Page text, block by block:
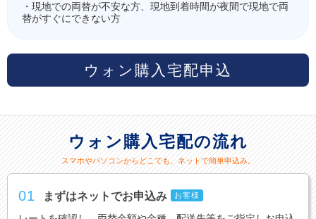
・現地での両替が不安な方、現地到着時間が夜間で現地で両
替がすぐにできない方
ウォン購入宅配申込
ウォン購入宅配の流れ
スマホやパソコンからどこでも、ネットで簡単申込み。
01 まずはネットでお申込み お客様